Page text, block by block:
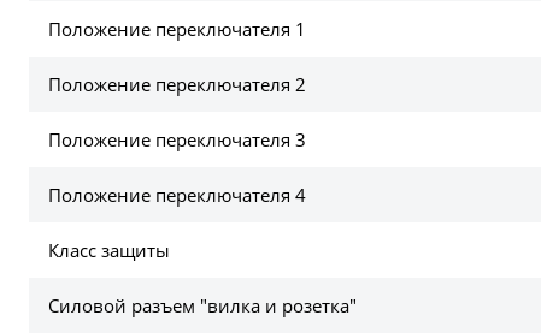
Положение переключателя 1
Положение переключателя 2
Положение переключателя 3
Положение переключателя 4
Класс защиты
Силовой разъем "вилка и розетка"